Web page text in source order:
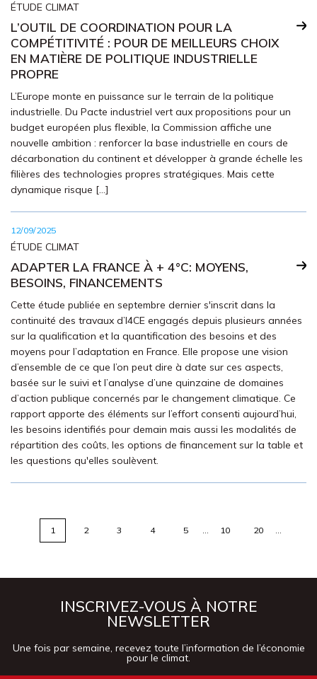
ÉTUDE CLIMAT
L’OUTIL DE COORDINATION POUR LA
COMPÉTITIVITÉ : POUR DE MEILLEURS CHOIX
EN MATIÈRE DE POLITIQUE INDUSTRIELLE
PROPRE
L’Europe monte en puissance sur le terrain de la politique
industrielle. Du Pacte industriel vert aux propositions pour un
budget européen plus flexible, la Commission affiche une
nouvelle ambition : renforcer la base industrielle en cours de
décarbonation du continent et développer à grande échelle les
filières des technologies propres stratégiques. Mais cette
dynamique risque […]
12/09/2025
ÉTUDE CLIMAT
ADAPTER LA FRANCE À + 4°C: MOYENS,
BESOINS, FINANCEMENTS
Cette étude publiée en septembre dernier s'inscrit dans la
continuité des travaux d’I4CE engagés depuis plusieurs années
sur la qualification et la quantification des besoins et des
moyens pour l’adaptation en France. Elle propose une vision
d’ensemble de ce que l’on peut dire à date sur ces aspects,
basée sur le suivi et l’analyse d’une quinzaine de domaines
d’action publique concernés par le changement climatique. Ce
rapport apporte des éléments sur l’effort consenti aujourd’hui,
les besoins identifiés pour demain mais aussi les modalités de
répartition des coûts, les options de financement sur la table et
les questions qu'elles soulèvent.
1 2 3 4 5 … 10 20 …
INSCRIVEZ-VOUS À NOTRE
NEWSLETTER
Une fois par semaine, recevez toute l’information de l’économie
pour le climat.